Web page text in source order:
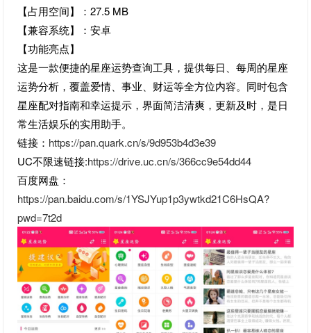
【占用空间】：27.5 MB
【兼容系统】：安卓
【功能亮点】
这是一款便捷的星座运势查询工具，提供每日、每周的星座
运势分析，覆盖爱情、事业、财运等全方位内容。同时包含
星座配对指南和幸运提示，界面简洁清爽，更新及时，是日
常生活娱乐的实用助手。
链接： https://pan.quark.cn/s/9d953b4d3e39
UC不限速链接:https://drive.uc.cn/s/366cc9e54dd44
百度网盘：
https://pan.baidu.com/s/1YSJYup1p3ywtkd21C6HsQA?
pwd=7t2d